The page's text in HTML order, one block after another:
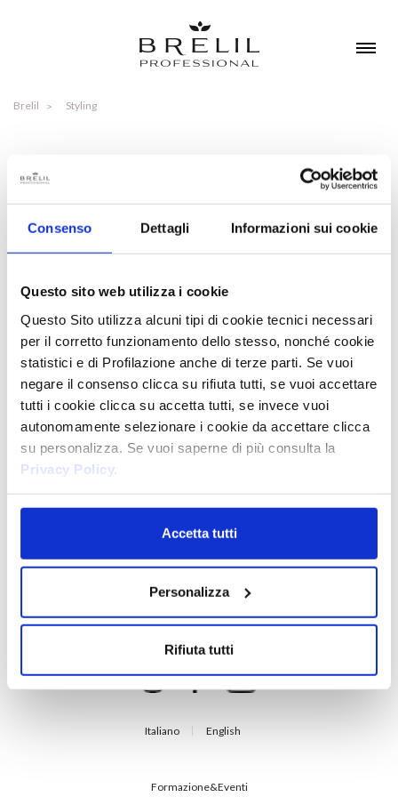
Consenso Dettagli Informazioni sui cookie
Questo sito web utilizza i cookie
Questo Sito utilizza alcuni tipi di cookie tecnici necessari
per il corretto funzionamento dello stesso, nonché cookie
statistici e di Profilazione anche di terze parti. Se vuoi
negare il consenso clicca su rifiuta tutti, se vuoi accettare
tutti i cookie clicca su accetta tutti, se invece vuoi
autonomamente selezionare i cookie da accettare clicca
su personalizza. Se vuoi saperne di più consulta la
Privacy Policy.
Accetta tutti
Personalizza
Rifiuta tutti
Brelil Styling
USO FREQUENTE
USO FREQUENTE
Professionale per la bellezza dei capelli, 100% Made in Italy.
Italiano English
Formazione&Eventi